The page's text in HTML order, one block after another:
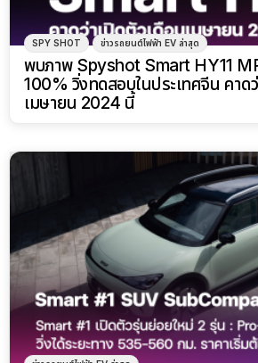
SPY SHOT ข่าวรถยนต์ไฟฟ้า EV ล่าสุด
พบภาพ Spyshot Smart HY11
100% วิ่งทดสอบในประเทศจีน คาด
เมษายน 2024 นี้